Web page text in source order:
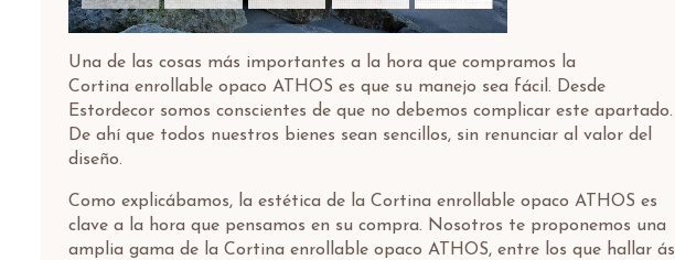
Una de las cosas más importantes a la hora que compramos la
Cortina enrollable opaco ATHOS es que su manejo sea fácil. Desde
Estordecor somos conscientes de que no debemos complicar este apartado.
De ahí que todos nuestros bienes sean sencillos, sin renunciar al valor del
diseño.
Como explicábamos, la estética de la Cortina enrollable opaco ATHOS es
clave a la hora que pensamos en su compra. Nosotros te proponemos una
amplia gama de la Cortina enrollable opaco ATHOS, entre los que hallar ás